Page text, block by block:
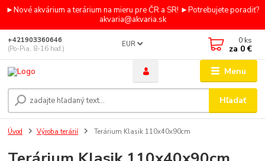
►Nové akvárium a terárium na mieru pre ČR a SR! ►Potrebujete poradiť?
akvaria@akvaria.sk
Menu
EUR
Hľadať
+421903360646
(Po-Pia, 8-16 hod.)
0 ks
za 0 €
Úvod Výroba terárií Terárium Klasik 110x40x90cm